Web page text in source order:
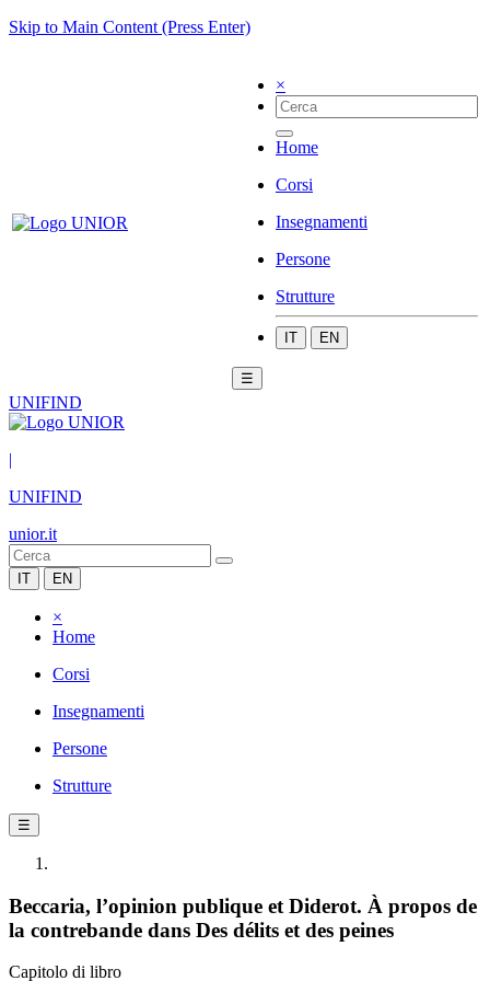
Skip to Main Content (Press Enter)
×
Home
Corsi
Insegnamenti
Persone
Strutture
IT EN
☰
UNIFIND
|
UNIFIND
unior.it
IT EN
×
Home
Corsi
Insegnamenti
Persone
Strutture
☰
Beccaria, l’opinion publique et Diderot. À propos de
la contrebande dans Des délits et des peines
Capitolo di libro